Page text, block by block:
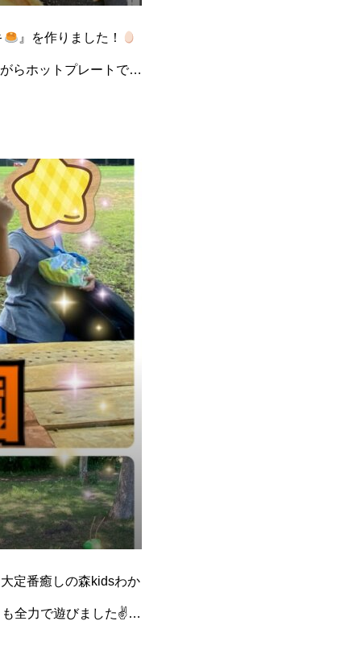
』を作りました！
らホットプレートで良
定番癒しの森kidsわか
全力で遊びました✌水